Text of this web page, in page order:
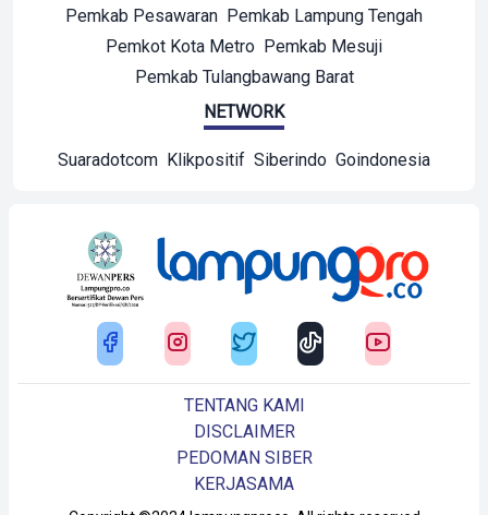
Pemkab Pesawaran Pemkab Lampung Tengah
Pemkot Kota Metro Pemkab Mesuji
Pemkab Tulangbawang Barat
NETWORK
Suaradotcom Klikpositif Siberindo Goindonesia
TENTANG KAMI
DISCLAIMER
PEDOMAN SIBER
KERJASAMA